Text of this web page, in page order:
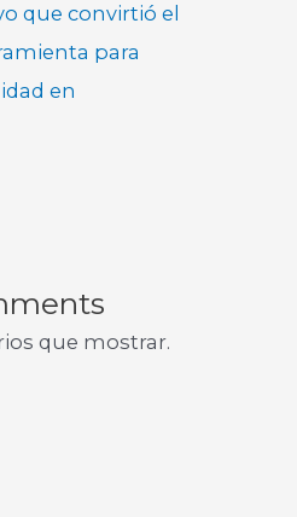
que convirtió el
para
en
que mostrar.